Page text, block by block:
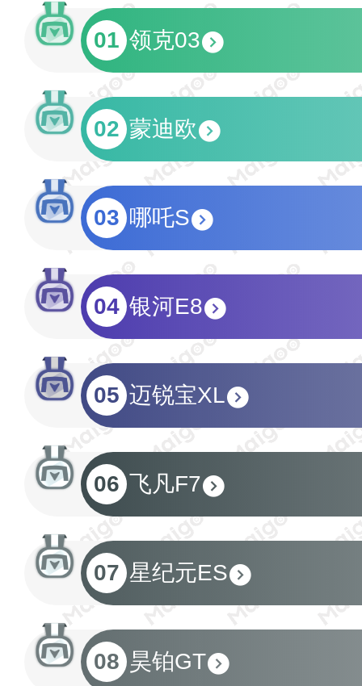
01 领克03
02 蒙迪欧
03 哪吒S
04 银河E8
05 迈锐宝XL
06 飞凡F7
07 星纪元ES
08 昊铂GT